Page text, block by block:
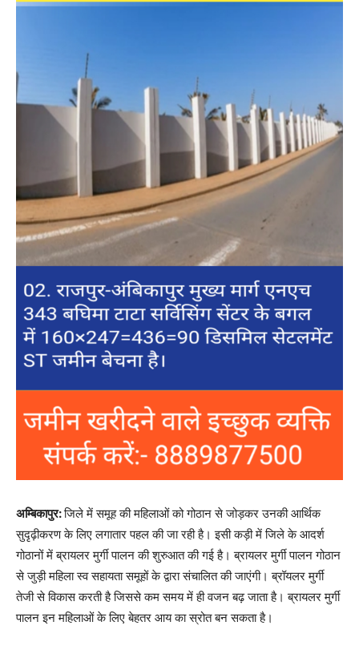
अम्बिकापुर:जिले में समूह की महिलाओं को गोठान से जोड़कर उनकी आर्थिक
सुदृढ़ीकरण के लिए लगातार पहल की जा रही है। इसी कड़ी में जिले के आदर्श
गोठानों में ब्रायलर मुर्गी पालन की शुरुआत की गई है। ब्रायलर मुर्गी पालन गोठान
से जुड़ी महिला स्व सहायता समूहों के द्वारा संचालित की जाएंगी। ब्रॉयलर मुर्गी
तेजी से विकास करती है जिससे कम समय में ही वजन बढ़ जाता है। ब्रायलर मुर्गी
पालन इन महिलाओं के लिए बेहतर आय का स्रोत बन सकता है।